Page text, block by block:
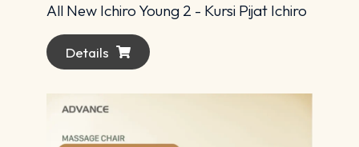
All New Ichiro Young 2 - Kursi Pijat Ichiro
Details